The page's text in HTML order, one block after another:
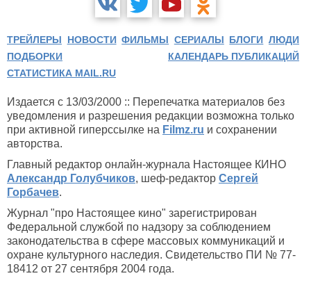
ТРЕЙЛЕРЫ НОВОСТИ ФИЛЬМЫ СЕРИАЛЫ БЛОГИ ЛЮДИ
ПОДБОРКИ
КАЛЕНДАРЬ ПУБЛИКАЦИЙ
СТАТИСТИКА MAIL.RU
Издается с 13/03/2000 :: Перепечатка материалов без
уведомления и разрешения редакции возможна только
при активной гиперссылке на Filmz.ru и сохранении
авторства.
Главный редактор онлайн-журнала Настоящее КИНО
Александр Голубчиков, шеф-редактор Сергей
Горбачев.
Журнал "про Настоящее кино" зарегистрирован
Федеральной службой по надзору за соблюдением
законодательства в сфере массовых коммуникаций и
охране культурного наследия. Свидетельство ПИ № 77-
18412 от 27 сентября 2004 года.